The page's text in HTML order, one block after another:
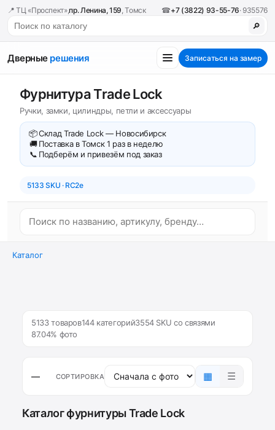
📍 ТЦ «Проспект»,пр. Ленина, 159, Томск ☎+7 (3822) 93-55-76· 935576
🔎
Дверные решения Записаться на замер
Фурнитура Trade Lock
Ручки, замки, цилиндры, петли и аксессуары
📦Склад Trade Lock — Новосибирск
🚚 Поставка в Томск 1 раз в неделю
📞 Подберём и привезём под заказ
5133 SKU · RC2e
Каталог
5133 товаров144 категорий3554 SKU со связями
87.04% фото
— СОРТИРОВКА ▦ ☰
Каталог фурнитуры Trade Lock